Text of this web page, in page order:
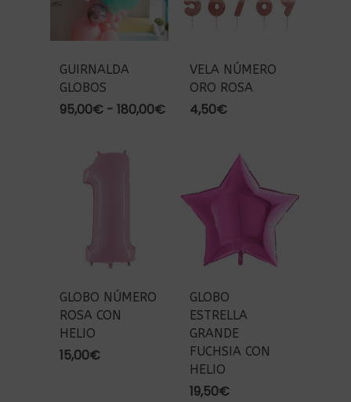
GUIRNALDA
GLOBOS
95,00€ - 180,00€Rango
hasta
180,00€
VELA NÚMERO
ORO ROSA
4,50€
GLOBO NÚMERO
ROSA CON
HELIO
15,00€
GLOBO
ESTRELLA
GRANDE
FUCHSIA CON
HELIO
19,50€